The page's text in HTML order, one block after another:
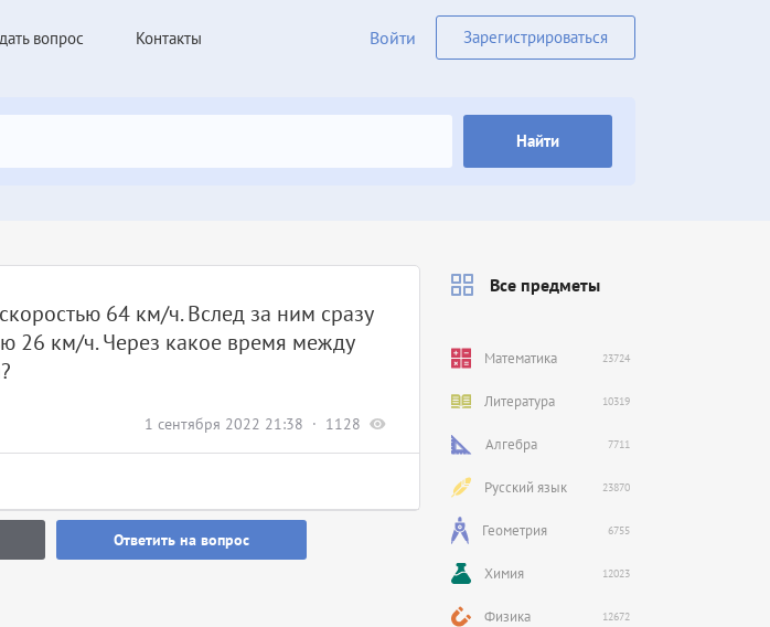
вопрос Контакты Войти Зарегистрироваться
Найти
1 сентября 2022 21:38 1128
64 км/ч. Вслед за ним сразу
26 км/ч. Через какое время между
Ответить на вопрос
Все предметы
Математика 23724
Литература 10319
Алгебра 7711
Русский язык 23870
Геометрия 6755
Химия 12023
Физика 12672